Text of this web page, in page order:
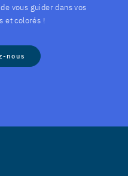
vous guider dans vos
et colorés !
nous